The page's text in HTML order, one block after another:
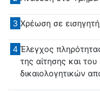
3 Χρέωση σε
4 Έλεγχος
της αίτησης και
δικαιολογητικών